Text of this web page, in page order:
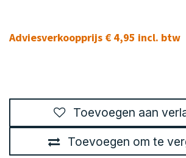
Adviesverkoopprijs € 4,95 incl. btw
Toevoegen om te
Toevoegen aan